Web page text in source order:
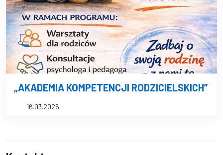
„AKADEMIA KOMPETENCJI RODZICIELSKICH”
16.03.2026